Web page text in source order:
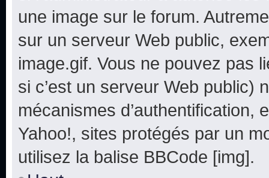
une image sur le forum.
sur un serveur Web public,
image.gif. Vous ne pouvez pas
si c’est un serveur Web public)
mécanismes d’authentification,
Yahoo!, sites protégés par un
utilisez la balise BBCode [img].